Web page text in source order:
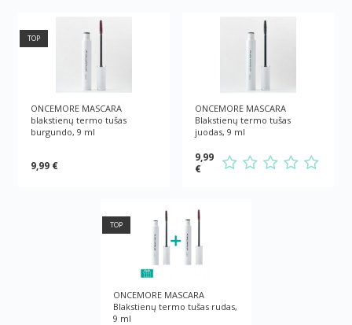
TOP
ONCEMORE MASCARA
blakstienų termo tušas
burgundo, 9 ml
9,99 €
ONCEMORE MASCARA
Blakstienų termo tušas
juodas, 9 ml
9,99
€
TOP
ONCEMORE MASCARA
Blakstienų termo tušas rudas,
9 ml